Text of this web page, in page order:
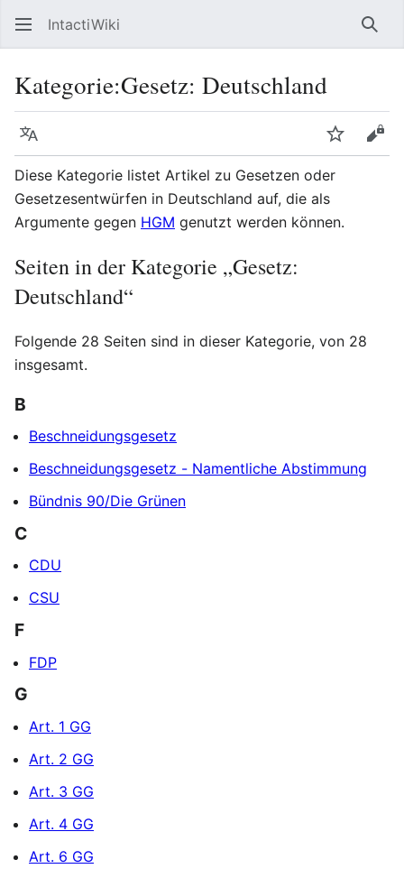
IntactiWiki
Kategorie:Gesetz: Deutschland
Sprache
Diese Kategorie listet Artikel zu Gesetzen oder
Gesetzesentwürfen in Deutschland auf, die als
Argumente gegen HGM genutzt werden können.
Seiten in der Kategorie „Gesetz:
Deutschland“
Folgende 28 Seiten sind in dieser Kategorie, von 28
insgesamt.
B
Beschneidungsgesetz
Beschneidungsgesetz - Namentliche Abstimmung
Bündnis 90/Die Grünen
C
CDU
CSU
F
FDP
G
Art. 1 GG
Art. 2 GG
Art. 3 GG
Art. 4 GG
Art. 6 GG